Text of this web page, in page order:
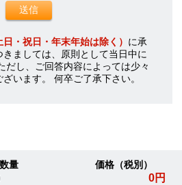
・祝日・年末年始は除く） に承
ましては、原則として当日中に
だし、ご回答内容によっては少々
います。 何卒ご了承下さい。
数量
価格（税別）
0円